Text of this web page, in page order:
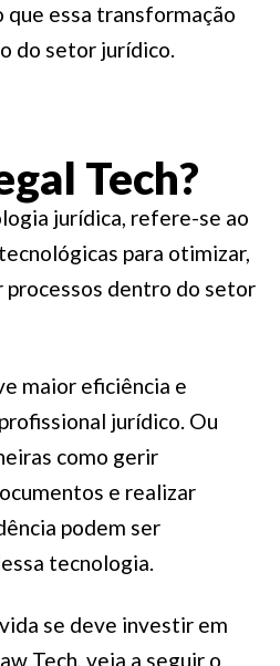
essa transformação
do setor jurídico.
Tech?
jurídica, refere-se ao
para otimizar,
dentro do setor
maior eficiência e
jurídico. Ou
como gerir
e realizar
podem ser
tecnologia.
se deve investir em
Tech, veja a seguir o